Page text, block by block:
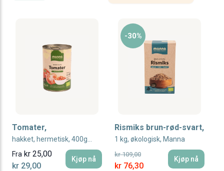
Tomater,
kr 29,00
Fra kr 25,00
Kjøp nå
-30%
Rismiks brun-rød-svart,
1 kg, økologisk, Manna
Special Price
kr 76,30
kr 109,00
Kjøp nå